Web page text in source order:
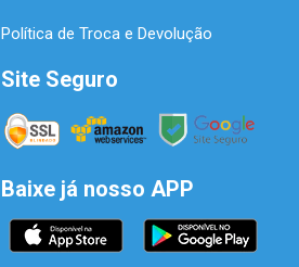
Política de Troca e Devolução
Site Seguro
Baixe já nosso APP